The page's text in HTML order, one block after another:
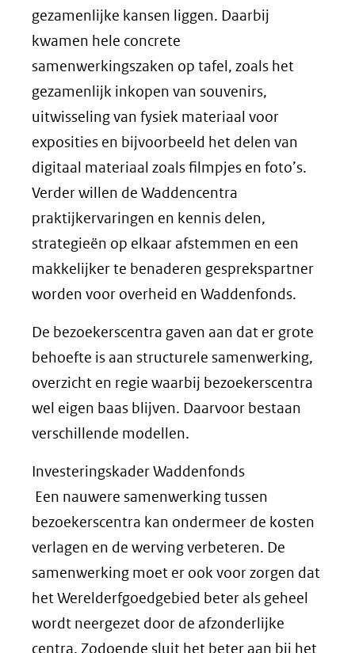
gezamenlijke kansen liggen. Daarbij
kwamen hele concrete
samenwerkingszaken op tafel, zoals het
gezamenlijk inkopen van souvenirs,
uitwisseling van fysiek materiaal voor
exposities en bijvoorbeeld het delen van
digitaal materiaal zoals filmpjes en foto’s.
Verder willen de Waddencentra
praktijkervaringen en kennis delen,
strategieën op elkaar afstemmen en een
makkelijker te benaderen gesprekspartner
worden voor overheid en Waddenfonds.
De bezoekerscentra gaven aan dat er grote
behoefte is aan structurele samenwerking,
overzicht en regie waarbij bezoekerscentra
wel eigen baas blijven. Daarvoor bestaan
verschillende modellen.
Investeringskader Waddenfonds
Een nauwere samenwerking tussen
bezoekerscentra kan ondermeer de kosten
verlagen en de werving verbeteren. De
samenwerking moet er ook voor zorgen dat
het Werelderfgoedgebied beter als geheel
wordt neergezet door de afzonderlijke
centra. Zodoende sluit het beter aan bij het